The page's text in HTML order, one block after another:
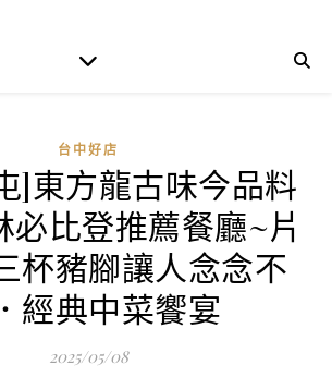
台中好店
]東方龍古味今品料
必比登推薦餐廳~片
杯豬腳讓人念念不
經典中菜饗宴
2025/05/08